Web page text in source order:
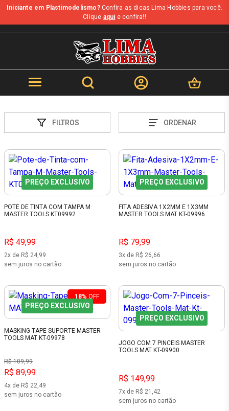
Iniciante em Plastimodelismo?Confira as dicas Lima Hobbies para você.
Clique aqui e confira!!
FILTROS ORDENAR
PREÇO EXCLUSIVO
POTE DE TINTA COM TAMPA M
MASTER TOOLS KT09992
R$ 49,99
2x de R$ 24,99
sem juros no cartão
PREÇO EXCLUSIVO
FITA ADESIVA 1X2MM E 1X3MM
MASTER TOOLS MAT KT-09996
R$ 79,99
3x de R$ 26,66
sem juros no cartão
18% OFF
PREÇO EXCLUSIVO
MASKING TAPE SUPORTE MASTER
TOOLS MAT KT-09978
R$ 109,99
R$ 89,99
4x de R$ 22,49
sem juros no cartão
PREÇO EXCLUSIVO
JOGO COM 7 PINCEIS MASTER
TOOLS MAT KT-09900
R$ 149,99
7x de R$ 21,42
sem juros no cartão